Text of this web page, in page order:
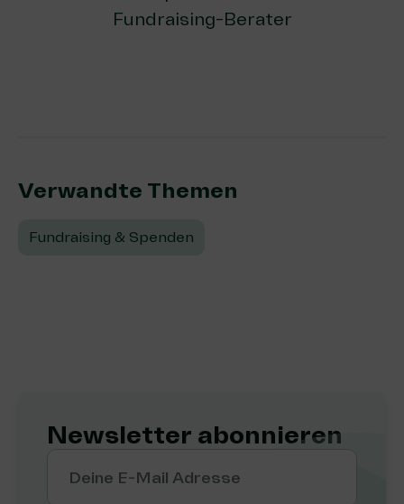
Fundraising-Berater
Verwandte Themen:
Fundraising & Spenden
Newsletter abonnieren
Deine E-Mail Adresse